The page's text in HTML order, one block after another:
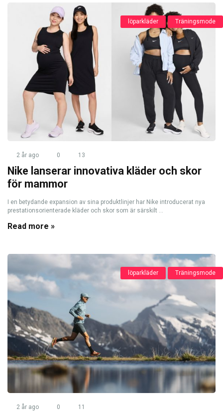
löparkläder Träningsmode
2 år ago 0 13
Nike lanserar innovativa kläder och skor
för mammor
I en betydande expansion av sina produktlinjer har Nike introducerat nya
prestationsorienterade kläder och skor som är särskilt ...
Read more »
löparkläder Träningsmode
2 år ago 0 11